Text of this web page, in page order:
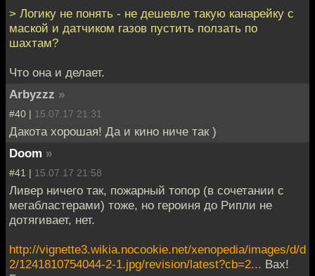
> Логику не понять - не дешевле такую канарейку с
маской и датчиком газов пустить ползать по
шахтам?
Что она и делает.
Arbyzzz »
#40 | 15.07.17 21:31
Дакота хорошая! Да и кино ниче так )
Doom »
#41 | 15.07.17 21:58
Ливер ничего так, пожарный топор (в сочетании с
мегабластерами) тоже, но героиня до Рипли не
дотягивает, нет.
http://vignette3.wikia.nocookie.net/xenopedia/images/d/d
2/1241810754044-2-1.jpg/revision/latest?cb=2... Вах!